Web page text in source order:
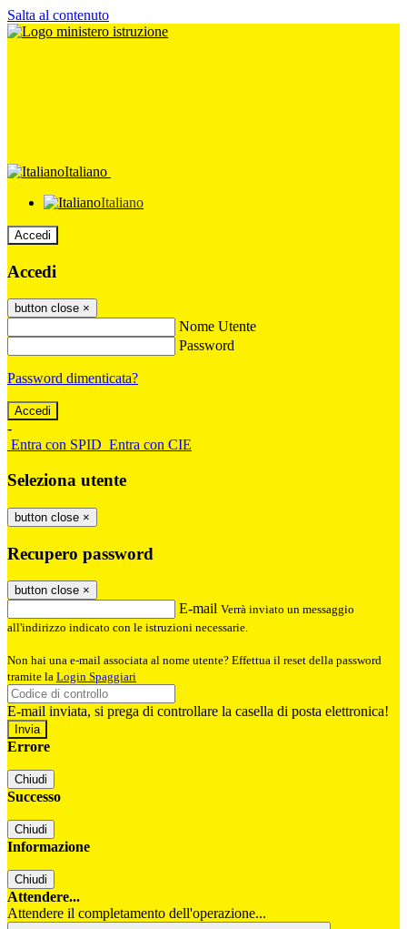
Salta al contenuto
Italiano
Italiano
Accedi
Accedi
button close ×
Nome Utente
Password
Password dimenticata?
-
Entra con SPID Entra con CIE
Seleziona utente
button close ×
Recupero password
button close ×
E-mail Verrà inviato un messaggio
all'indirizzo indicato con le istruzioni necessarie.
Non hai una e-mail associata al nome utente? Effettua il reset della password
tramite la Login Spaggiari
E-mail inviata, si prega di controllare la casella di posta elettronica!
Errore
Chiudi
Successo
Chiudi
Informazione
Chiudi
Attendere...
Attendere il completamento dell'operazione...